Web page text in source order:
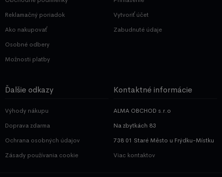
Reklamačný poriadok
Ako nakupovať
Osobné odbery
Možnosti platby
Vytvoriť účet
Zabudnuté údaje
Ďalšie odkazy
Výhody nákupu
Doprava zdarma
Ochrana osobných údajov
Zásady používania cookie
Kontaktné informácie
ALMA OBCHOD s.r.o
Na zbytkách 83
738 01 Staré Město u Frýdku-Místku
Viac kontaktov